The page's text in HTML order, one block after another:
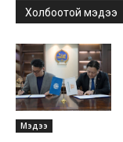
Холбоотой мэдээ
Мэдээ